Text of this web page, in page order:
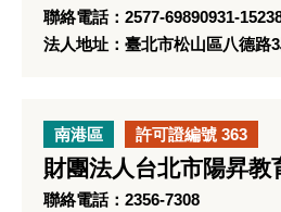
聯絡電話：2577-69890931-
法人地址：臺北市松山區八德路
南港區 許可證編號 363
財團法人台北市陽昇教
聯絡電話：2356-7308